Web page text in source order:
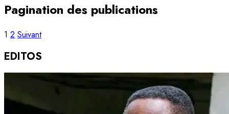
Pagination des publications
1 2 Suivant
EDITOS